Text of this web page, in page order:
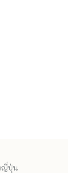
ญี่ปุ่น